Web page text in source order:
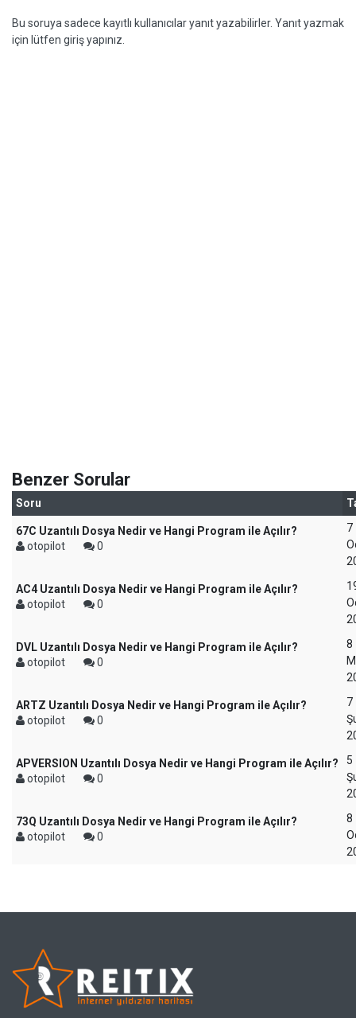
Bu soruya sadece kayıtlı kullanıcılar yanıt yazabilirler. Yanıt yazmak
için lütfen giriş yapınız.
Benzer Sorular
Soru
67C Uzantılı Dosya Nedir ve Hangi Program ile Açılır?
otopilot
0
7
AC4 Uzantılı Dosya Nedir ve Hangi Program ile Açılır?
otopilot
0
DVL Uzantılı Dosya Nedir ve Hangi Program ile Açılır?
otopilot
0
8
ARTZ Uzantılı Dosya Nedir ve Hangi Program ile Açılır?
otopilot
0
7
APVERSION Uzantılı Dosya Nedir ve Hangi Program ile Açılır?
otopilot
0
5
73Q Uzantılı Dosya Nedir ve Hangi Program ile Açılır?
otopilot
0
8